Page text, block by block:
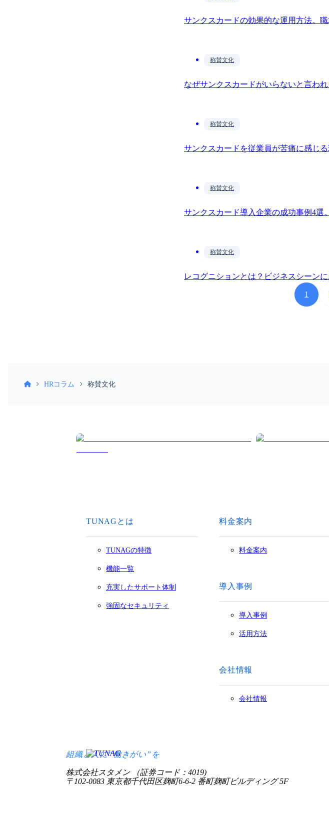
サンクスカードの効果的な運用方法。
称賛文化
なぜサンクスカードがいらないと言わ
称賛文化
サンクスカードを従業員が苦痛に感じ
称賛文化
サンクスカード導入企業の成功事例4選
称賛文化
レコグニションとは？ビジネスシーン
1
HRコラム 称賛文化
TUNAGとは
TUNAGの特徴
機能一覧
充実したサポート体制
強固なセキュリティ
料金案内
料金案内
導入事例
導入事例
活用方法
会社情報
会社情報
組織と人に“働きがい”を
株式会社スタメン （証券コード：4019)
〒102-0083 東京都千代田区麹町6-6-2 番町麹町ビルディング 5F